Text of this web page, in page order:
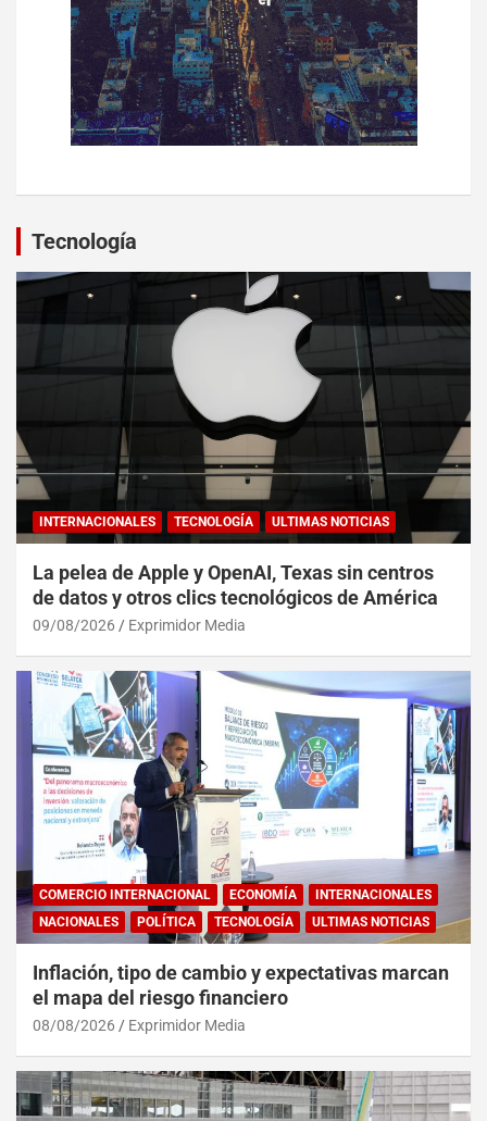
Tecnología
INTERNACIONALES TECNOLOGÍA ULTIMAS NOTICIAS
La pelea de Apple y OpenAI, Texas sin centros
de datos y otros clics tecnológicos de América
09/08/2026 Exprimidor Media
COMERCIO INTERNACIONAL ECONOMÍA
INTERNACIONALES
NACIONALES
POLÍTICA TECNOLOGÍA ULTIMAS NOTICIAS
Inflación, tipo de cambio y expectativas marcan
el mapa del riesgo financiero
08/08/2026 Exprimidor Media